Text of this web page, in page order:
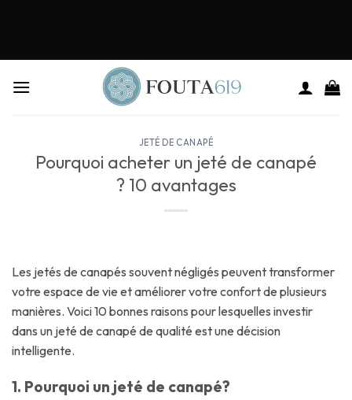
JETÉ DE CANAPÉ
Pourquoi acheter un jeté de canapé
? 10 avantages
Les jetés de canapés souvent négligés peuvent transformer
votre espace de vie et améliorer votre confort de plusieurs
manières. Voici 10 bonnes raisons pour lesquelles investir
dans un jeté de canapé de qualité est une décision
intelligente.
1. Pourquoi un jeté de canapé?